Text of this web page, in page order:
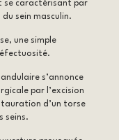
se caractérisant par
sein masculin.
une simple
s’annonce
par l’excision
d’un torse
seins.